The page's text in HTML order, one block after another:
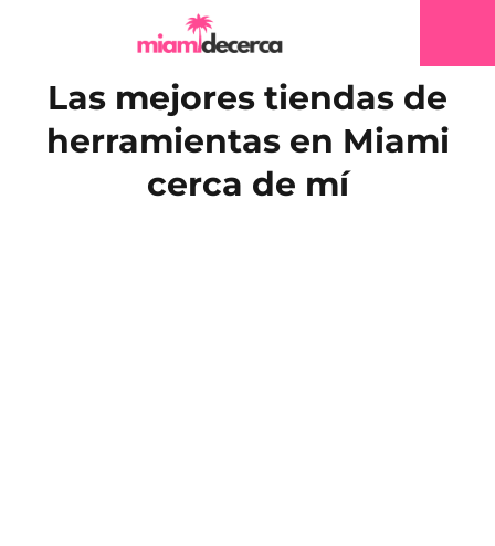
Las mejores tiendas de
herramientas en Miami
cerca de mí